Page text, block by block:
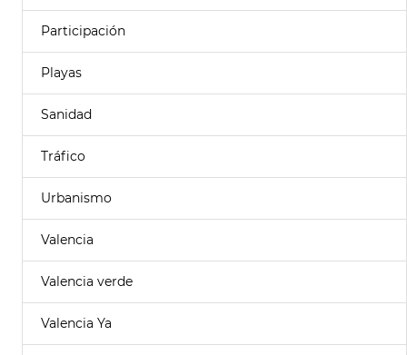
Participación
Playas
Sanidad
Tráfico
Urbanismo
Valencia
Valencia verde
Valencia Ya